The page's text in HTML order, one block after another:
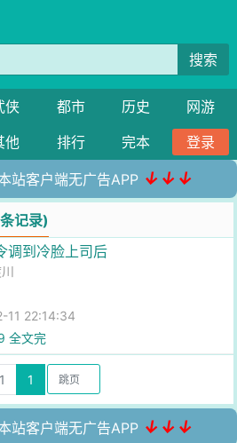
搜索
侠 都市 历史
网游
他 排行 完本 登录
站客户端无广告APP ↓↓↓
记录)
调到冷脸上司后
11 22:14:34
全文完
1
站客户端无广告APP ↓↓↓